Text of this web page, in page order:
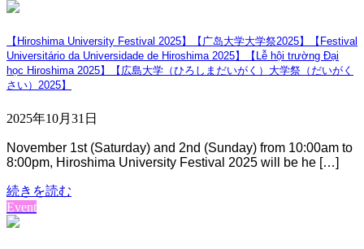
【Hiroshima University Festival 2025】【广岛大学大学祭2025】【Festival
Universitário da Universidade de Hiroshima 2025】【Lễ hội trường Đại
học Hiroshima 2025】【広島大学（ひろしまだいがく）大学祭（だいがく
さい）2025】
2025年10月31日
November 1st (Saturday) and 2nd (Sunday) from 10:00am to
8:00pm, Hiroshima University Festival 2025 will be he […]
続きを読む
Event